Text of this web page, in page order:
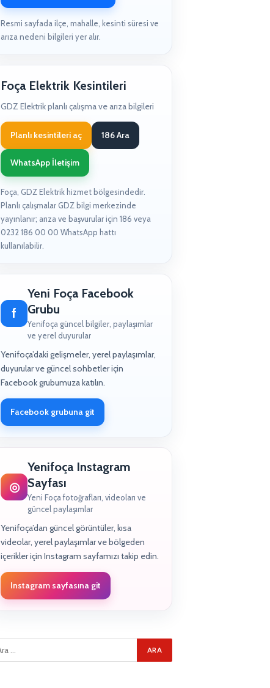
Resmi sayfada ilçe, mahalle, kesinti süresi ve
arıza nedeni bilgileri yer alır.
Foça Elektrik Kesintileri
GDZ Elektrik planlı çalışma ve arıza bilgileri
Planlı kesintileri aç 186 Ara
WhatsApp İletişim
Foça, GDZ Elektrik hizmet bölgesindedir.
Planlı çalışmalar GDZ bilgi merkezinde
yayınlanır; arıza ve başvurular için 186 veya
0232 186 00 00 WhatsApp hattı
kullanılabilir.
f
Yeni Foça Facebook
Grubu
Yenifoça güncel bilgiler, paylaşımlar
ve yerel duyurular
Yenifoça’daki gelişmeler, yerel paylaşımlar,
duyurular ve güncel sohbetler için
Facebook grubumuza katılın.
Facebook grubuna git
◎
Yenifoça Instagram
Sayfası
Yeni Foça fotoğrafları, videoları ve
güncel paylaşımlar
Yenifoça’dan güncel görüntüler, kısa
videolar, yerel paylaşımlar ve bölgeden
içerikler için Instagram sayfamızı takip edin.
Instagram sayfasına git